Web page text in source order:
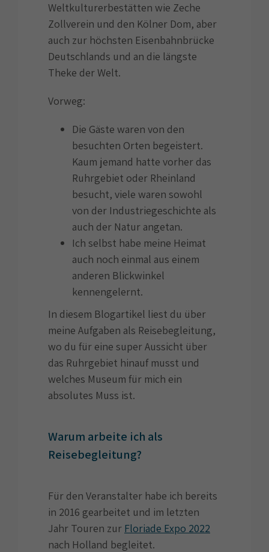
Weltkulturerbestätten wie Zeche
Zollverein und den Kölner Dom, aber
auch zur höchsten Eisenbahnbrücke
Deutschlands und an die längste
Theke der Welt.
Vorweg:
Die Gäste waren von den
besuchten Orten begeistert.
Kaum jemand hatte vorher das
Ruhrgebiet oder Rheinland
besucht, viele waren sowohl
von der Industriegeschichte als
auch der Natur angetan.
Ich selbst habe meine Heimat
auch noch einmal aus einem
anderen Blickwinkel
kennengelernt.
In diesem Blogartikel liest du über
meine Aufgaben als Reisebegleitung,
wo du für eine super Aussicht über
das Ruhrgebiet hinauf musst und
welches Museum für mich ein
absolutes Muss ist.
Warum arbeite ich als
Reisebegleitung?
Für den Veranstalter habe ich bereits
in 2016 gearbeitet und im letzten
Jahr Touren zur Floriade Expo 2022
nach Holland begleitet.